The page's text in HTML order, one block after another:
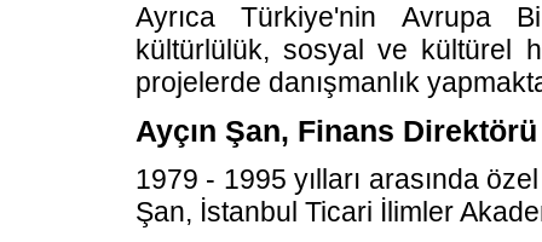
Ayrıca Türkiye'nin Avrupa
kültürlülük, sosyal ve kültürel
projelerde danışmanlık
Ayçın Şan, Finans Direktörü
1979 - 1995 yılları arasında
Şan, İstanbul Ticari İlimler